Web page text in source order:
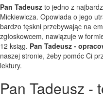
Pan Tadeusz to jedno z
Mickiewicza. Opowiada o jego
bardzo tęskni przebywając na
zgłoskowcem, nawiązuje w
12 ksiąg. Pan Tadeusz -
naszej stronie, żeby pomóc Ci
lektury.
Pan Tadeusz -